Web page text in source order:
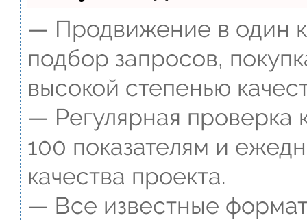
— Продвижение в один
подбор запросов,
высокой степенью
— Регулярная проверка
100 показателям и
качества проекта.
— Все известные